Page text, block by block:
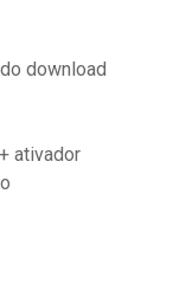
download
ativador